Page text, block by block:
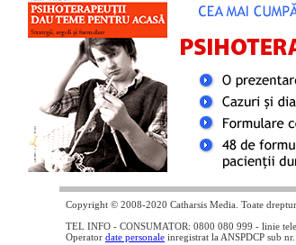
Copyright © 2008-2020 Catharsis Media. Toate
TEL INFO - CONSUMATOR: 0800 080 999 - linie
Operator date personale inregistrat la ANSPDCP sub